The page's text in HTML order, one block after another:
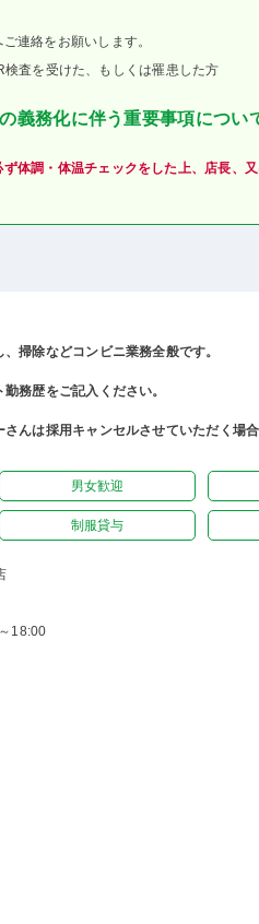
連絡をお願いします。
査を受けた、もしくは罹患した方
義務化に伴う重要事項につい
ず体調・体温チェックをした上、店長、
掃除などコンビニ業務全般です。
務歴をご記入ください。
んは採用キャンセルさせていただく場
男女歓迎
制服貸与
18:00